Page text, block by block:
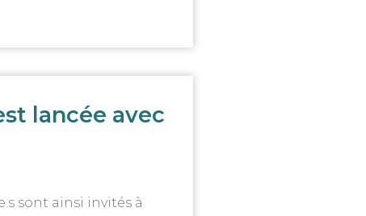
lancée avec
sont ainsi invités à